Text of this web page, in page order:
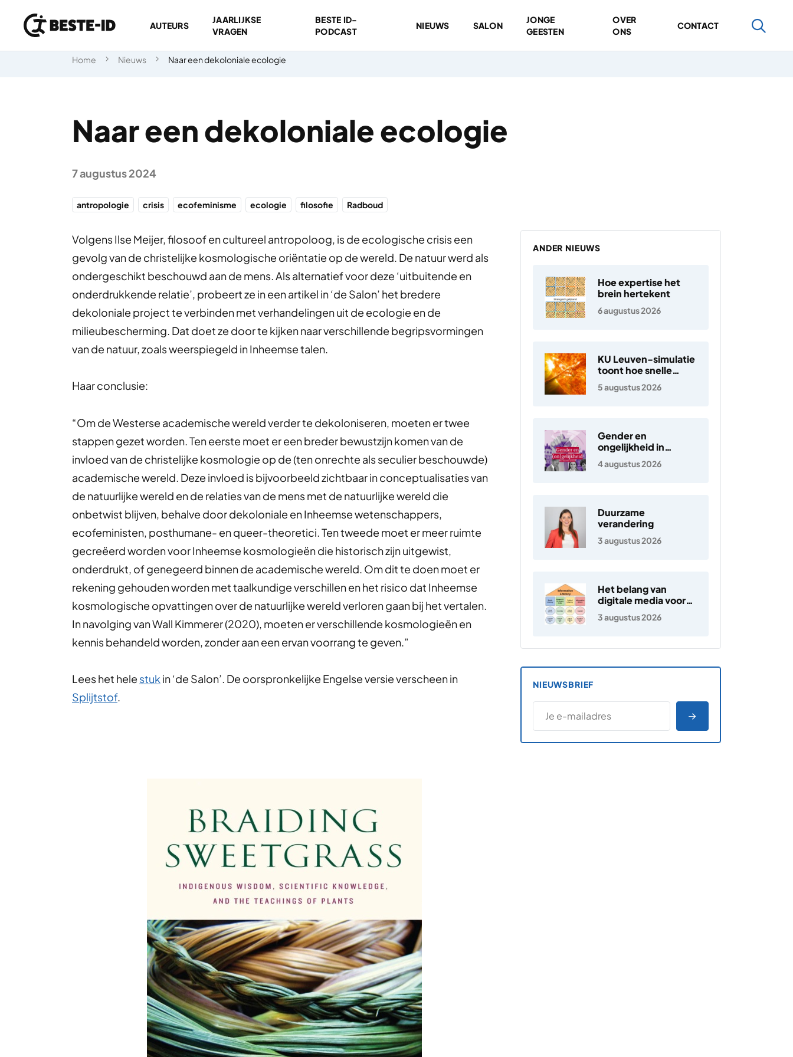
Ga naar inhoud
AUTEURS
JAARLIJKSE
VRAGEN
BESTE ID-
PODCAST
NIEUWS SALON
JONGE
GEESTEN
OVER
ONS
CONTACT
Home Nieuws Naar een dekoloniale ecologie
Naar een dekoloniale ecologie
7 augustus 2024
antropologie crisis ecofeminisme ecologie filosofie Radboud
Volgens Ilse Meijer, filosoof en cultureel antropoloog, is de ecologische crisis een
gevolg van de christelijke kosmologische oriëntatie op de wereld. De natuur werd als
ondergeschikt beschouwd aan de mens. Als alternatief voor deze ‘uitbuitende en
onderdrukkende relatie’, probeert ze in een artikel in ‘de Salon’ het bredere
dekoloniale project te verbinden met verhandelingen uit de ecologie en de
milieubescherming. Dat doet ze door te kijken naar verschillende begripsvormingen
van de natuur, zoals weerspiegeld in Inheemse talen.
Haar conclusie:
“Om de Westerse academische wereld verder te dekoloniseren, moeten er twee
stappen gezet worden. Ten eerste moet er een breder bewustzijn komen van de
invloed van de christelijke kosmologie op de (ten onrechte als seculier beschouwde)
academische wereld. Deze invloed is bijvoorbeeld zichtbaar in conceptualisaties van
de natuurlijke wereld en de relaties van de mens met de natuurlijke wereld die
onbetwist blijven, behalve door dekoloniale en Inheemse wetenschappers,
ecofeministen, posthumane- en queer-theoretici. Ten tweede moet er meer ruimte
gecreëerd worden voor Inheemse kosmologieën die historisch zijn uitgewist,
onderdrukt, of genegeerd binnen de academische wereld. Om dit te doen moet er
rekening gehouden worden met taalkundige verschillen en het risico dat Inheemse
kosmologische opvattingen over de natuurlijke wereld verloren gaan bij het vertalen.
In navolging van Wall Kimmerer (2020), moeten er verschillende kosmologieën en
kennis behandeld worden, zonder aan een ervan voorrang te geven.”
Lees het hele stuk in ‘de Salon’. De oorspronkelijke Engelse versie verscheen in
Splijtstof.
ANDER NIEUWS
Hoe expertise het
brein hertekent
6 augustus 2026
KU Leuven-simulatie
toont hoe snelle
elektronen in de
zonnewind ontstaan
5 augustus 2026
Gender en
ongelijkheid in
Nederland
4 augustus 2026
Duurzame
verandering
3 augustus 2026
Het belang van
digitale media voor
jongeren
3 augustus 2026
NIEUWSBRIEF
E-MAILADRES
*
AANMELDEN